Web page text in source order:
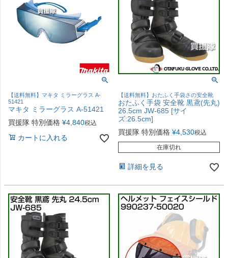
【送料無料】マキタ ミラーグラス A-
51421
マキタ ミラーグラス A-51421
買援隊 特別価格 ¥4,840税込
カートに入れる
【送料無料】おたふく手袋さの安全靴
おたふく手袋 安全靴 黒鳶(先丸)
26.5cm JW-685 [サイ
ズ:26.5cm]
買援隊 特別価格 ¥4,530税込
在庫切れ
詳細を見る